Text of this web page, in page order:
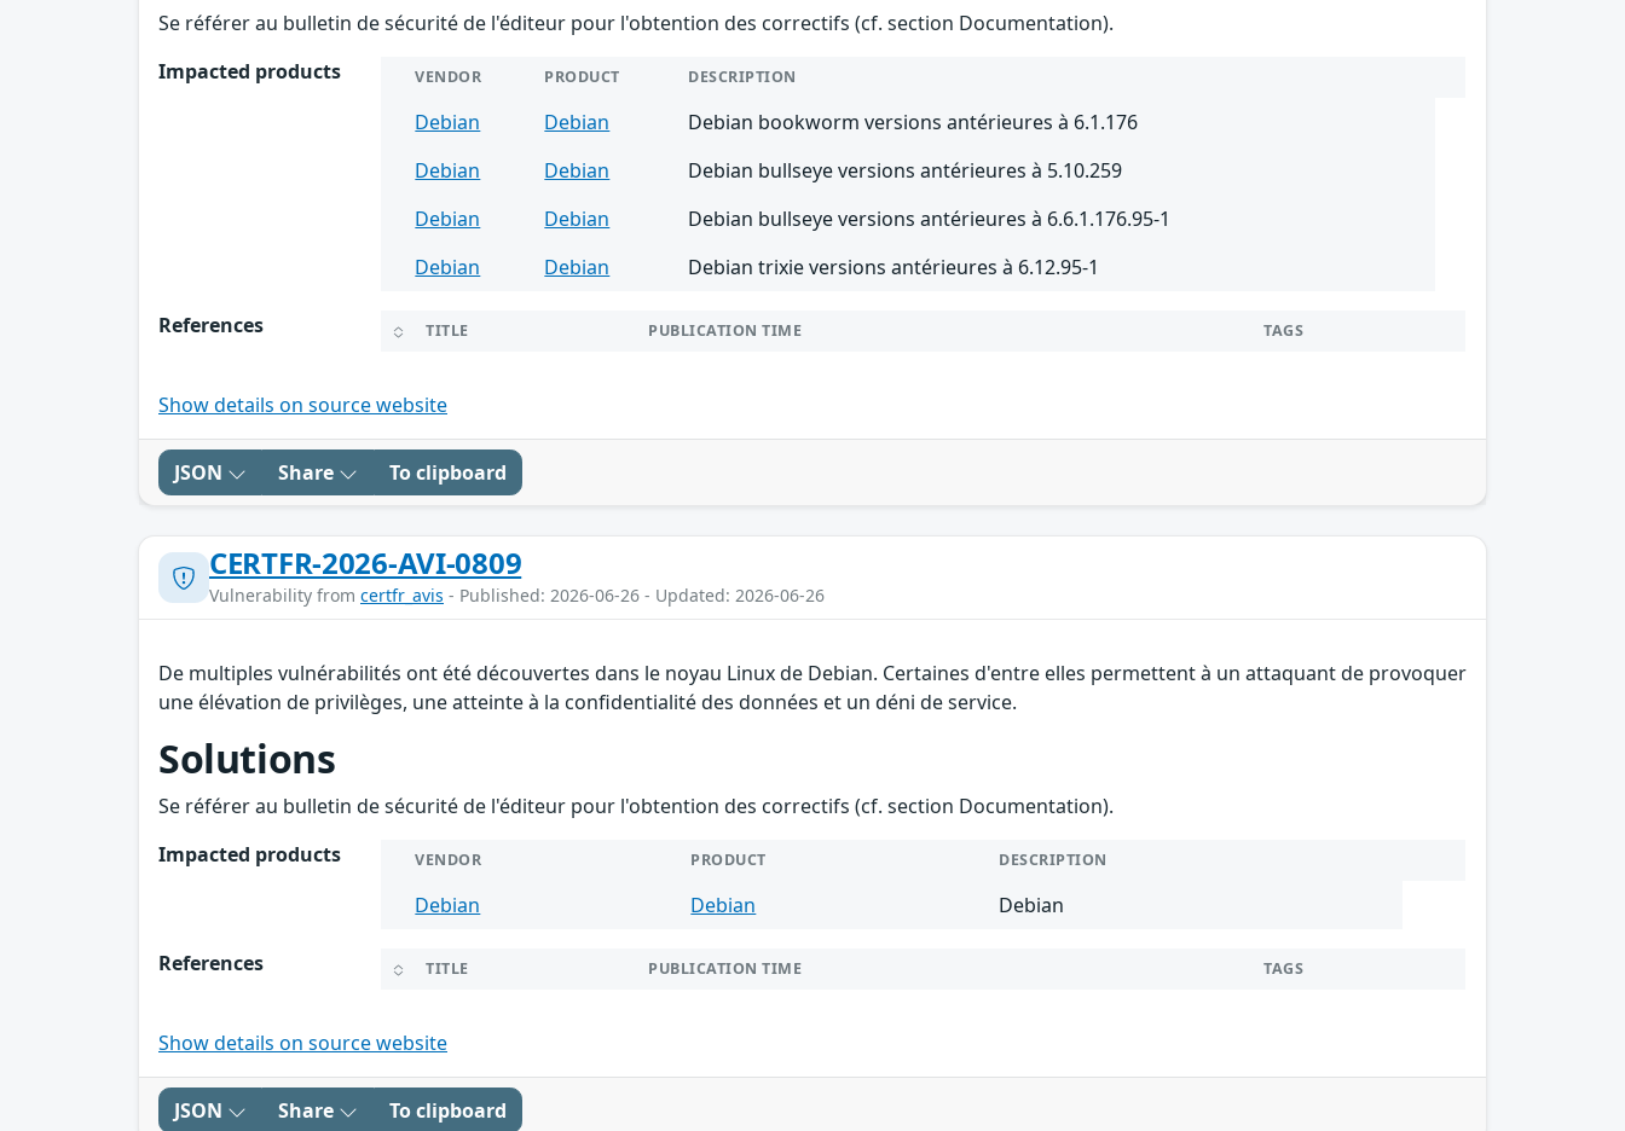
Se référer au bulletin de sécurité de l'éditeur pour l'obtention des correctifs (cf. section Documentation).
Impacted products
VENDOR PRODUCT DESCRIPTION
Debian Debian
Debian bookworm versions antérieures à 6.1.176
Debian
Debian
Debian bullseye versions antérieures à 5.10.259
Debian
Debian
Debian bullseye versions antérieures à 6.6.1.176.95-1
Debian
Debian Debian trixie versions antérieures à 6.12.95-1
References TITLE PUBLICATION TIME TAGS
Show details on source website
JSON Share To clipboard
CERTFR-2026-AVI-0809
Vulnerability from certfr_avis - Published: 2026-06-26 - Updated: 2026-06-26
De multiples vulnérabilités ont été découvertes dans le noyau Linux de Debian. Certaines d'entre elles permettent à un attaquant de provoquer
une élévation de privilèges, une atteinte à la confidentialité des données et un déni de service.
Solutions
Se référer au bulletin de sécurité de l'éditeur pour l'obtention des correctifs (cf. section Documentation).
Impacted products
VENDOR PRODUCT DESCRIPTION
Debian Debian Debian
References TITLE PUBLICATION TIME TAGS
Show details on source website
JSON Share To clipboard